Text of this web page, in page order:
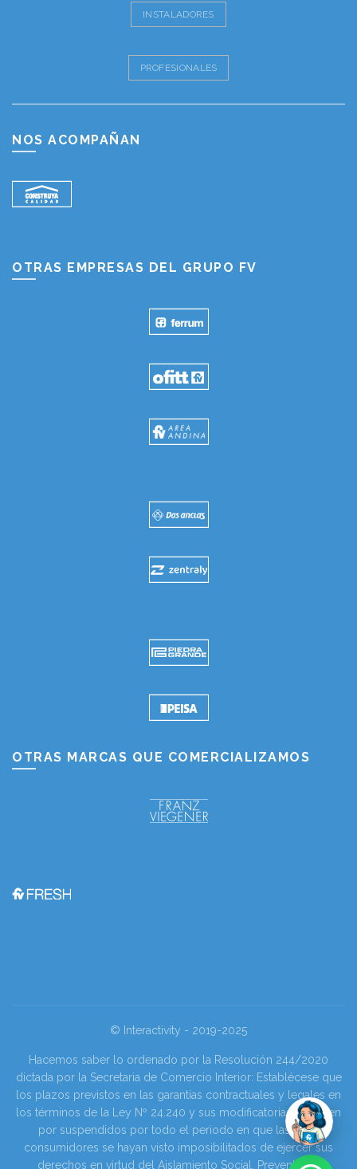
INSTALADORES
PROFESIONALES
NOS ACOMPAÑAN
OTRAS EMPRESAS DEL GRUPO FV
OTRAS MARCAS QUE COMERCIALIZAMOS
© Interactivity - 2019-2025
Hacemos saber lo ordenado por la Resolución 244/2020
dictada por la Secretaria de Comercio Interior: Establécese que
los plazos previstos en las garantías contractuales y legales en
los términos de la Ley Nº 24.240 y sus modificatorias se tienen
por suspendidos por todo el periodo en que las y los
consumidores se hayan visto imposibilitados de ejercer sus
derechos en virtud del Aislamiento Social, Preventivo y